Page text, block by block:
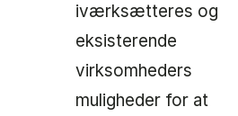
iværksætteres og
eksisterende
virksomheders
muligheder for at